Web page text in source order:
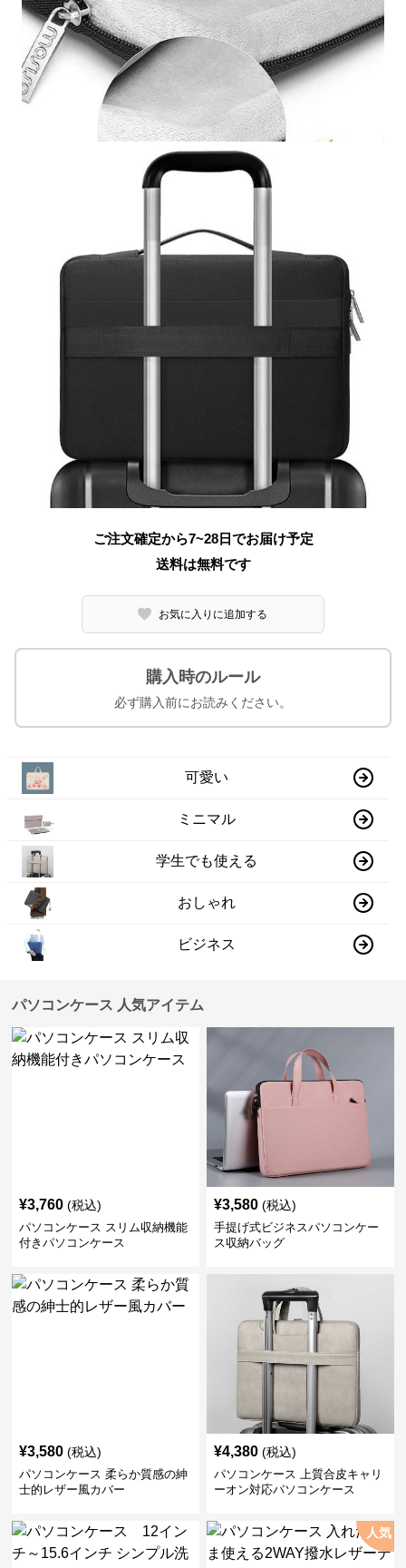
ご注文確定から7~28日でお届け予定
送料は無料です
お気に入りに追加する
購入時のルール
必ず購入前にお読みください。
可愛い
ミニマル
学生でも使える
おしゃれ
ビジネス
パソコンケース 人気アイテム
¥3,760 (税込)
パソコンケース スリム収納機能
付きパソコンケース
¥3,580 (税込)
手提げ式ビジネスパソコンケー
ス収納バッグ
¥3,580 (税込)
パソコンケース 柔らか質感の紳
士的レザー風カバー
¥4,380 (税込)
パソコンケース 上質合皮キャリ
ーオン対応パソコンケース
人気